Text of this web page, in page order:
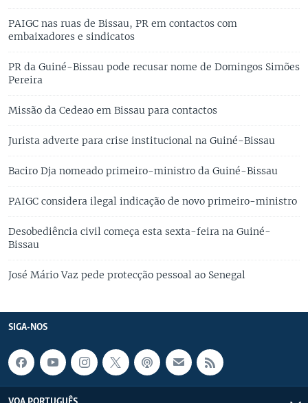
PAIGC nas ruas de Bissau, PR em contactos com
embaixadores e sindicatos
PR da Guiné-Bissau pode recusar nome de Domingos Simões
Pereira
Missão da Cedeao em Bissau para contactos
Jurista adverte para crise institucional na Guiné-Bissau
Baciro Dja nomeado primeiro-ministro da Guiné-Bissau
PAIGC considera ilegal indicação de novo primeiro-ministro
Desobediência civil começa esta sexta-feira na Guiné-
Bissau
José Mário Vaz pede protecção pessoal ao Senegal
SIGA-NOS